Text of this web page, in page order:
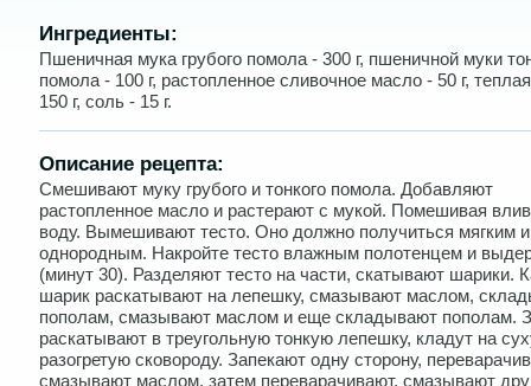
Ингредиенты:
Пшеничная мука грубого помола - 300 г, пшеничной муки
помола - 100 г, растопленное сливочное масло - 50 г,
150 г, соль - 15 г.
Описание рецепта:
Смешивают муку грубого и тонкого помола. Добавляют
растопленное масло и растерают с мукой. Помешивая
воду. Вымешивают тесто. Оно должно получиться мягким и
однородным. Накройте тесто влажным полотенцем и
(минут 30). Разделяют тесто на части, скатывают шарики.
шарик раскатывают на лепешку, смазывают маслом,
пополам, смазывают маслом и еще складывают пополам.
раскатывают в треугольную тонкую лепешку, кладут на
разогретую сковороду. Запекают одну сторону,
смазывают маслом, затем переварачивают, смазывают